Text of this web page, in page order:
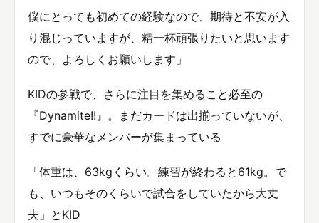
僕にとっても初めての経験なので、期待と不安が入
り混じっていますが、精一杯頑張りたいと思います
ので、よろしくお願いします」
KIDの参戦で、さらに注目を集めること必至の
『Dynamite!!』。まだカードは出揃っていないが、
すでに豪華なメンバーが集まっている
「体重は、63kgくらい。練習が終わると61kg。で
も、いつもそのくらいで試合をしていたから大丈
夫」とKID